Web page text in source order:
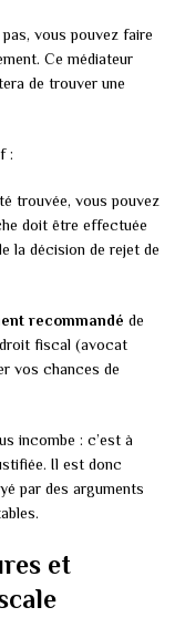
vous pouvez faire
Ce médiateur
de trouver une
:
trouvée, vous pouvez
doit être effectuée
la décision de rejet de
recommandé de
fiscal (avocat
vos chances de
incombe : c’est à
Il est donc
par des arguments
et